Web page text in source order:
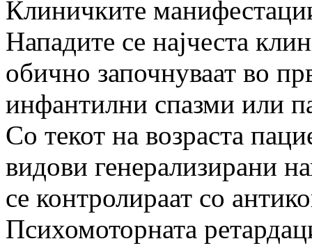
Клиничките
Нападите се најчеста
обично започнуваат во
инфантилни спазми или
Со текот на возраста
видови генерализирани
се контролираат со
Психомоторната